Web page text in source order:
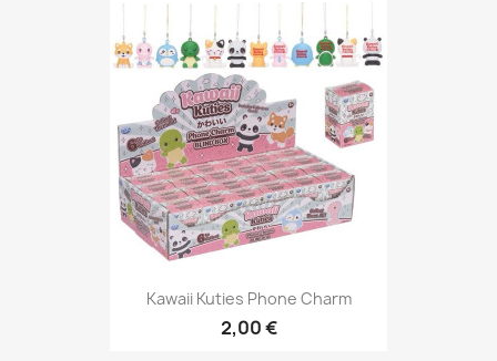
Kawaii Kuties Phone Charm
2,00 €